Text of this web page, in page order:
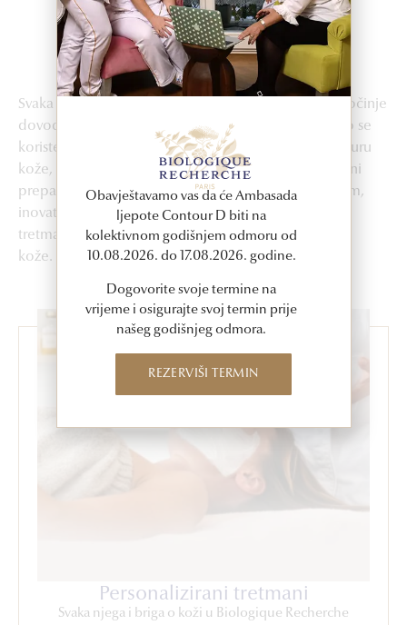
USLUGE
Personalizirani tretmani
Svaka njega i briga o koži u Biologique Recherche počinje
dovođenjem epiderme u uravnoteženo stanje. Za to se
koriste preparati koji su odabrani u odnosu na strukturu
kože, nivo vlage, kao i ukupno stanje kože. Ujedinjeni
preparati Biologique Recherche sa stručnim osobljem,
inovativnim aparatima, individualno preporučenim
tretmanima, garantuju vidljivost poboljšane strukture
kože.
Personalizirani tretmani
Svaka njega i briga o koži u Biologique Recherche
Obavještavamo vas da će Ambasada
ljepote Contour D biti na
kolektivnom godišnjem odmoru od
10.08.2026. do 17.08.2026. godine.
Dogovorite svoje termine na
vrijeme i osigurajte svoj termin prije
našeg godišnjeg odmora.
REZERVIŠI TERMIN